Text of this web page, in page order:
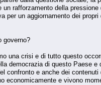
rafforzamento della
per un aggiornamento dei
governo?
una crisi e di tutto questo
democrazia di questo Paese
confronto e anche dei
economicamente e vivono